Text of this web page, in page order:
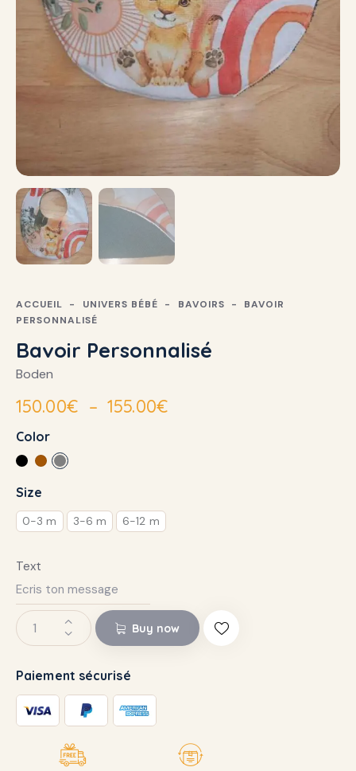
ACCUEIL UNIVERS BÉBÉ BAVOIRS
BAVOIR
PERSONNALISÉ
Bavoir Personnalisé
Boden
150.00€ – 155.00€
Color
Size
0-3 m 3-6 m 6-12 m
Text
Buy now
Paiement sécurisé